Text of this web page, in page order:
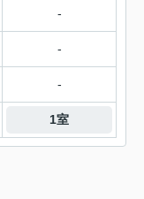
-
-
-
1室